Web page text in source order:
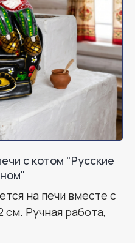
с котом "Русские
на печи вместе с
Ручная работа,